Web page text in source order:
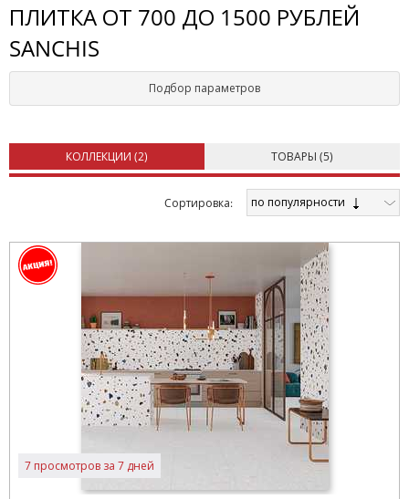
ПЛИТКА ОТ 700 ДО 1500 РУБЛЕЙ
SANCHIS
Подбор параметров
КОЛЛЕКЦИИ (2) ТОВАРЫ (5)
Cортировка: по популярности
7 просмотров за 7 дней